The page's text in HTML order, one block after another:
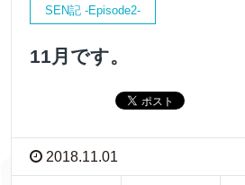
SEN記 -Episode2-
11月です。
2018.11.01